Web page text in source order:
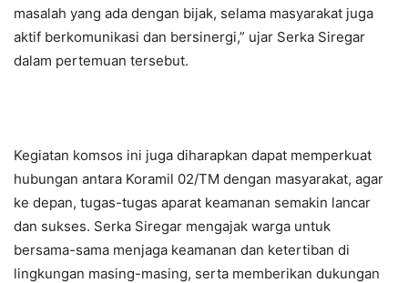
masalah yang ada dengan bijak, selama masyarakat juga
aktif berkomunikasi dan bersinergi,” ujar Serka Siregar
dalam pertemuan tersebut.
Kegiatan komsos ini juga diharapkan dapat memperkuat
hubungan antara Koramil 02/TM dengan masyarakat, agar
ke depan, tugas-tugas aparat keamanan semakin lancar
dan sukses. Serka Siregar mengajak warga untuk
bersama-sama menjaga keamanan dan ketertiban di
lingkungan masing-masing, serta memberikan dukungan